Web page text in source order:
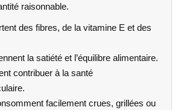
raisonnable.
des fibres, de la vitamine E et des
la satiété et l’équilibre alimentaire.
contribuer à la santé
facilement crues, grillées ou